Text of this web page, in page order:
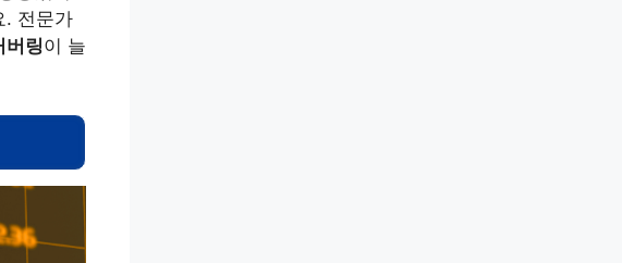
. 전문가
버링이 늘